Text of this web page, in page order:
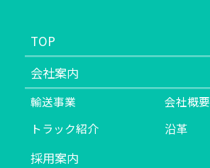
TOP
会社案内
輸送事業
会社概要
トラック紹介
沿革
採用案内